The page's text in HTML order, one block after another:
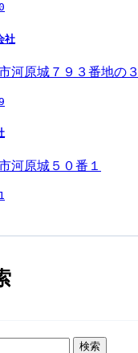
社
河原城７９３番地の３
河原城５０番１
検索